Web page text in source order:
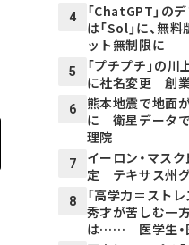
4
「ChatGPT」の
は「Sol」に、無
ット無制限に
5
「プチプチ」の川
に社名変更 創
6
熊本地震で地面
に 衛星データ
理院
7
イーロン・マス
定 テキサス州
8
「高学力＝スト
秀才が苦しむ一
は…… 医学生・